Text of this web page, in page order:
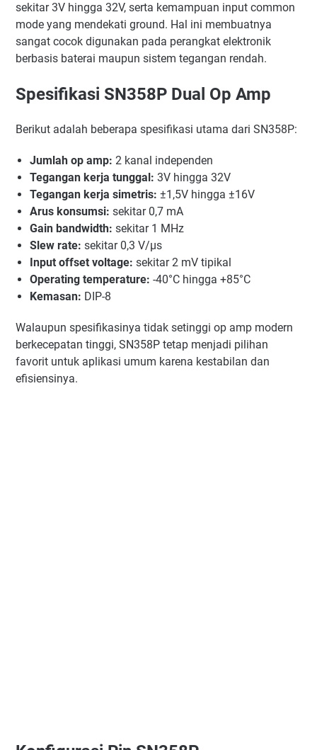
sekitar 3V hingga 32V, serta kemampuan input common
mode yang mendekati ground. Hal ini membuatnya
sangat cocok digunakan pada perangkat elektronik
berbasis baterai maupun sistem tegangan rendah.
Spesifikasi SN358P Dual Op Amp
Berikut adalah beberapa spesifikasi utama dari SN358P:
Jumlah op amp: 2 kanal independen
Tegangan kerja tunggal: 3V hingga 32V
Tegangan kerja simetris: ±1,5V hingga ±16V
Arus konsumsi: sekitar 0,7 mA
Gain bandwidth: sekitar 1 MHz
Slew rate: sekitar 0,3 V/µs
Input offset voltage: sekitar 2 mV tipikal
Operating temperature: -40°C hingga +85°C
Kemasan: DIP-8
Walaupun spesifikasinya tidak setinggi op amp modern
berkecepatan tinggi, SN358P tetap menjadi pilihan
favorit untuk aplikasi umum karena kestabilan dan
efisiensinya.